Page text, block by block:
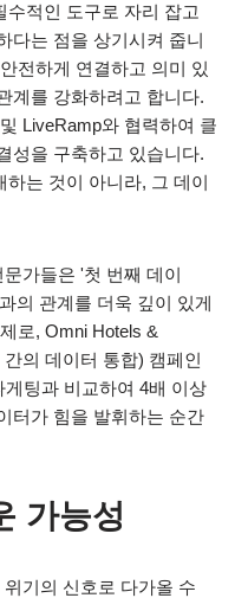
적인 도구로 자리 잡고
다는 점을 상기시켜 줍니
전하게 연결하고 의미 있
계를 강화하려고 합니다.
LiveRamp와 협력하여 클
성을 구축하고 있습니다.
는 것이 아니라, 그 데이
가들은 '첫 번째 데이
의 관계를 더욱 깊이 있게
로, Omni Hotels &
의 데이터 통합) 캠페인
팅과 비교하여 4배 이상
터가 힘을 발휘하는 순간
가능성
기의 신호로 다가올 수